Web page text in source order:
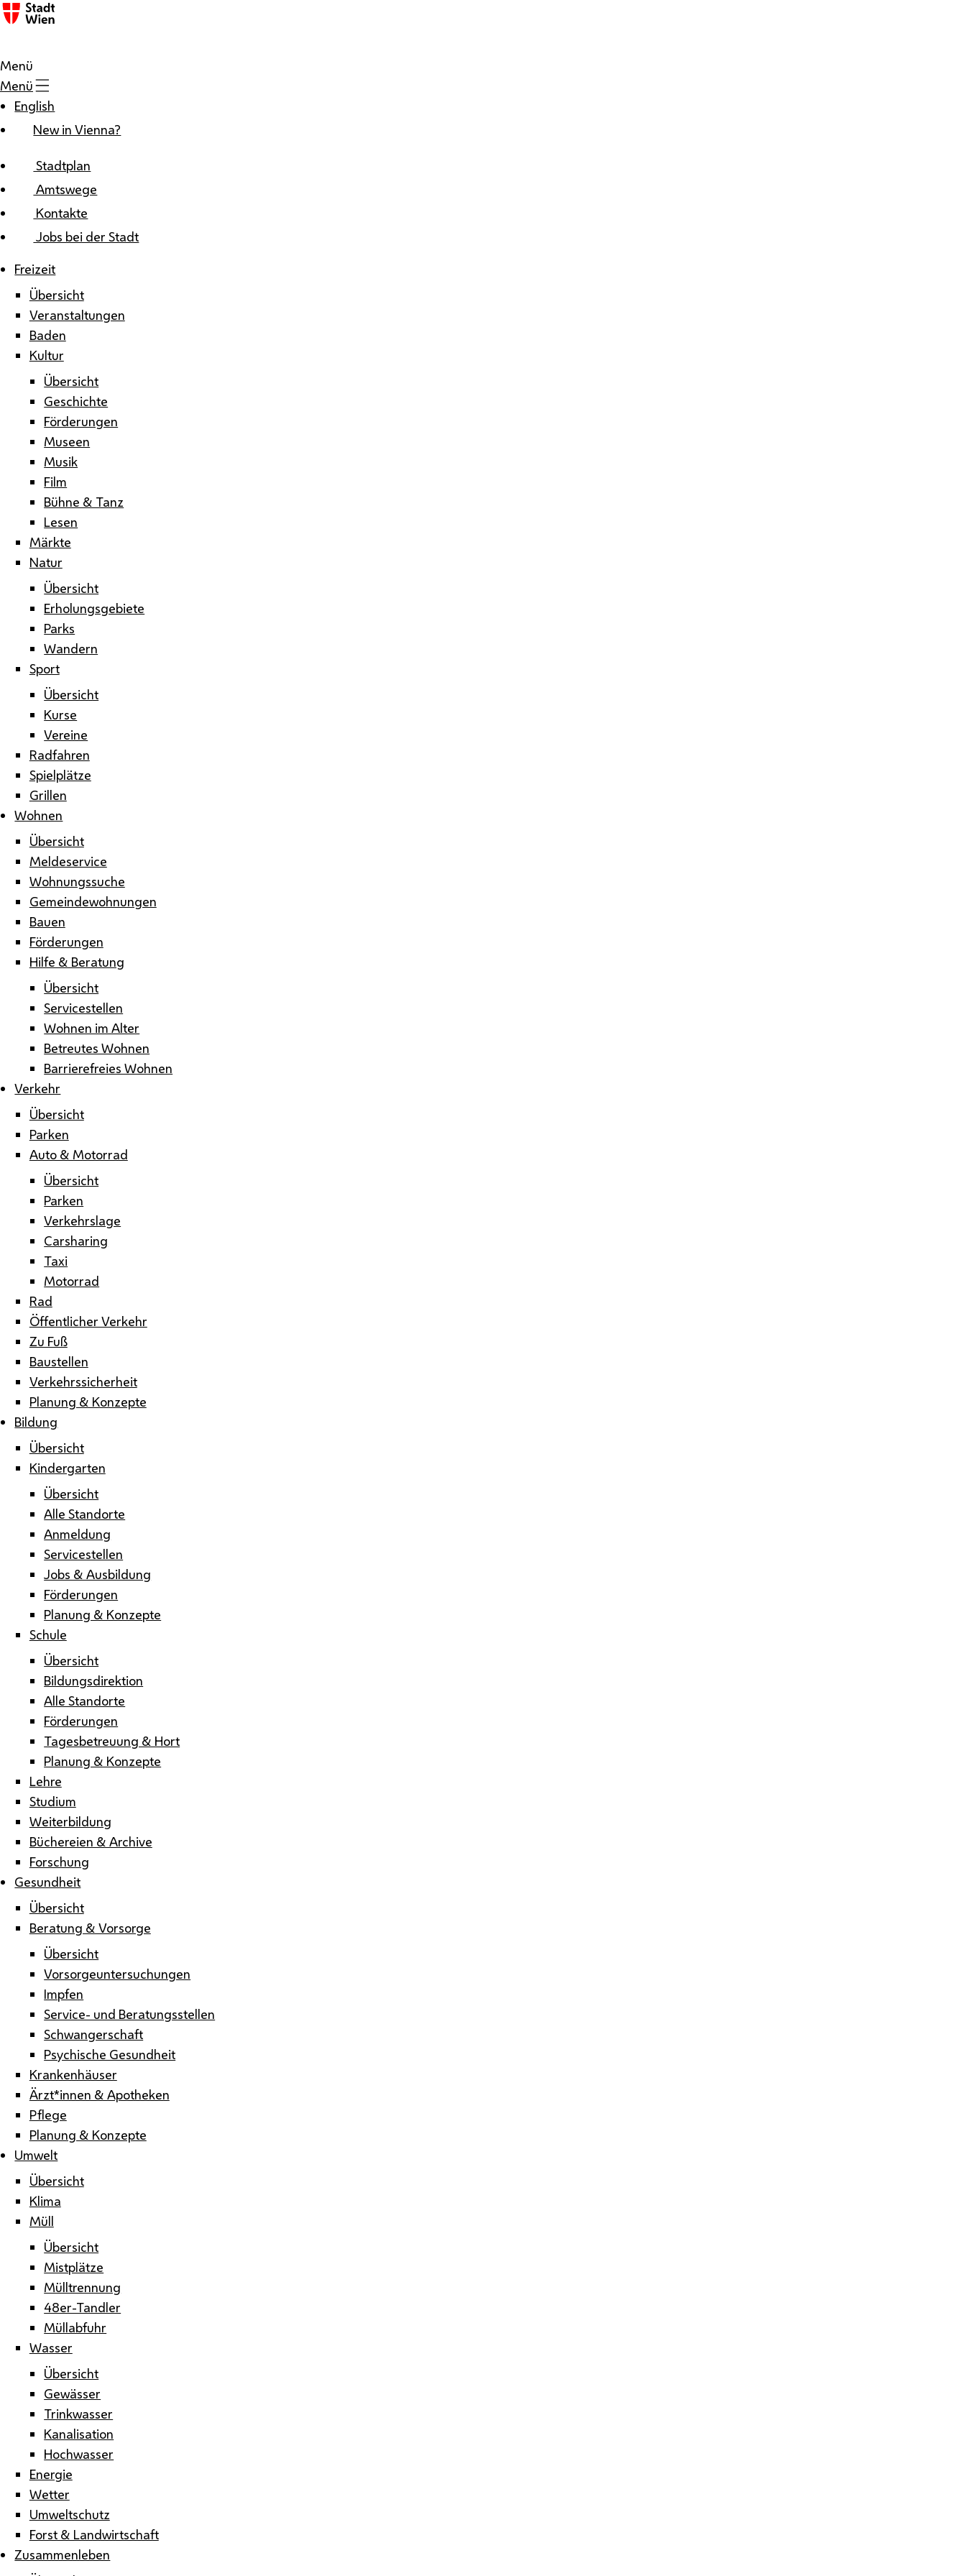
Zum Inhalt
Menü
Menü
English
New in Vienna?
Stadtplan
Amtswege
Kontakte
Jobs bei der Stadt
Freizeit
Übersicht
Veranstaltungen
Baden
Kultur
Übersicht
Geschichte
Förderungen
Museen
Musik
Film
Bühne & Tanz
Lesen
Märkte
Natur
Übersicht
Erholungsgebiete
Parks
Wandern
Sport
Übersicht
Kurse
Vereine
Radfahren
Spielplätze
Grillen
Wohnen
Übersicht
Meldeservice
Wohnungssuche
Gemeindewohnungen
Bauen
Förderungen
Hilfe & Beratung
Übersicht
Servicestellen
Wohnen im Alter
Betreutes Wohnen
Barrierefreies Wohnen
Verkehr
Übersicht
Parken
Auto & Motorrad
Übersicht
Parken
Verkehrslage
Carsharing
Taxi
Motorrad
Rad
Öffentlicher Verkehr
Zu Fuß
Baustellen
Verkehrssicherheit
Planung & Konzepte
Bildung
Übersicht
Kindergarten
Übersicht
Alle Standorte
Anmeldung
Servicestellen
Jobs & Ausbildung
Förderungen
Planung & Konzepte
Schule
Übersicht
Bildungsdirektion
Alle Standorte
Förderungen
Tagesbetreuung & Hort
Planung & Konzepte
Lehre
Studium
Weiterbildung
Büchereien & Archive
Forschung
Gesundheit
Übersicht
Beratung & Vorsorge
Übersicht
Vorsorgeuntersuchungen
Impfen
Service- und Beratungsstellen
Schwangerschaft
Psychische Gesundheit
Krankenhäuser
Ärzt*innen & Apotheken
Pflege
Planung & Konzepte
Umwelt
Übersicht
Klima
Müll
Übersicht
Mistplätze
Mülltrennung
48er-Tandler
Müllabfuhr
Wasser
Übersicht
Gewässer
Trinkwasser
Kanalisation
Hochwasser
Energie
Wetter
Umweltschutz
Forst & Landwirtschaft
Zusammenleben